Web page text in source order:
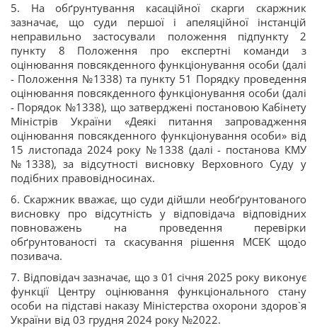
5. На обґрунтування касаційної скарги скаржник
зазначає, що суди першої і апеляційної інстанцій
неправильно застосували положення підпункту 2
пункту 8 Положення про експертні команди з
оцінювання повсякденного функціонування особи (далі
- Положення №1338) та пункту 51 Порядку проведення
оцінювання повсякденного функціонування особи (далі
- Порядок №1338), що затверджені постановою Кабінету
Міністрів України «Деякі питання запровадження
оцінювання повсякденного функціонування особи» від
15 листопада 2024 року №1338 (далі - постанова КМУ
№1338), за відсутності висновку Верховного Суду у
подібних правовідносинах.
6. Скаржник вважає, що суди дійшли необґрунтованого
висновку про відсутність у відповідача відповідних
повноважень на проведення перевірки
обґрунтованості та скасування рішення МСЕК щодо
позивача.
7. Відповідач зазначає, що з 01 січня 2025 року виконує
функції Центру оцінювання функціонального стану
особи на підставі наказу Міністерства охорони здоров`я
України від 03 грудня 2024 року №2022.